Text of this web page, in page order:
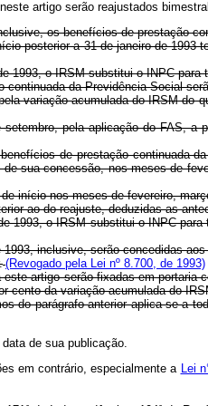
artigo serão reajustados
os benefícios de prestação
posterior a 31 de janeiro de 1993
1993, o IRSM substitui o INPC
continuada da Previdência Social
variação acumulada do IRSM do
pela aplicação do FAS, a
de prestação continuada
sua concessão, nos meses de
início nos meses de fevereiro,
ao do reajuste, deduzidas as
1993, o IRSM substitui o INPC
1993, inclusive, serão concedidas
(Revogado pela Lei nº 8.700, de 1993)
artigo serão fixadas em
cento da variação acumulada do
do parágrafo anterior aplica-se a
de sua publicação.
em contrário, especialmente a Lei